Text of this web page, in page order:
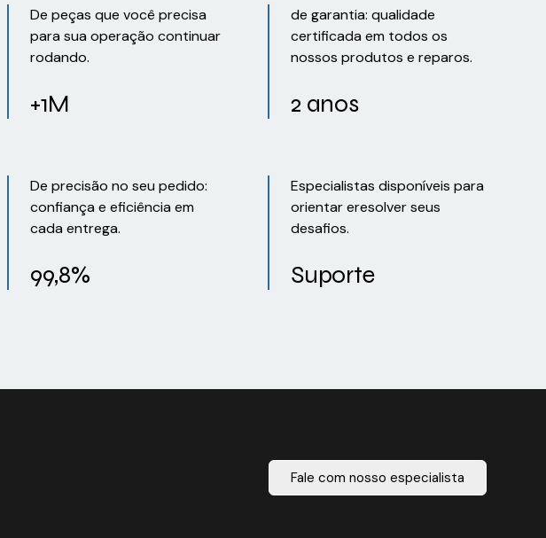
De peças que você precisa
para sua operação continuar
rodando.
+1M
de garantia: qualidade
certificada em todos os
nossos produtos e reparos.
2 anos
De precisão no seu pedido:
confiança e eficiência em
cada entrega.
99,8%
Especialistas disponíveis para
orientar eresolver seus
desafios.
Suporte
Fale com nosso especialista